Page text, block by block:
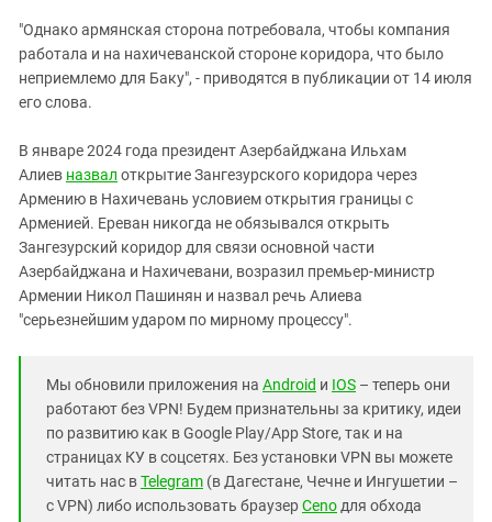
"Однако армянская сторона потребовала, чтобы компания
работала и на нахичеванской стороне коридора, что было
неприемлемо для Баку", - приводятся в публикации от 14 июля
его слова.
В январе 2024 года президент Азербайджана Ильхам
Алиев назвал открытие Зангезурского коридора через
Армению в Нахичевань условием открытия границы с
Арменией. Ереван никогда не обязывался открыть
Зангезурский коридор для связи основной части
Азербайджана и Нахичевани, возразил премьер-министр
Армении Никол Пашинян и назвал речь Алиева
"серьезнейшим ударом по мирному процессу".
Мы обновили приложения на Android и IOS – теперь они
работают без VPN! Будем признательны за критику, идеи
по развитию как в Google Play/App Store, так и на
страницах КУ в соцсетях. Без установки VPN вы можете
читать нас вTelegram (в Дагестане, Чечне и Ингушетии –
с VPN) либо использовать браузерCeno для обхода